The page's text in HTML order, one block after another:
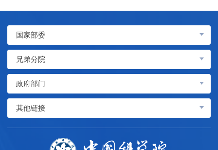
国家部委
兄弟分院
政府部门
其他链接